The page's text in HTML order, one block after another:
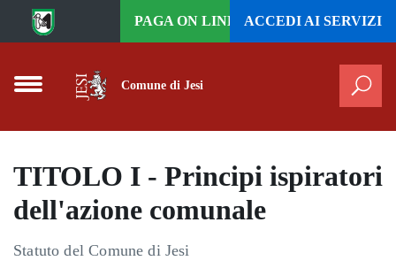
Vai al contenuto principale
PAGA ON LINE
ACCEDI AI SERVIZI
Comune di Jesi
TITOLO I - Principi ispiratori
dell'azione comunale
Statuto del Comune di Jesi